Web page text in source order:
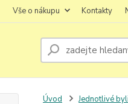
Vše o nákupu Kontakty
Úvod Jednotlivé